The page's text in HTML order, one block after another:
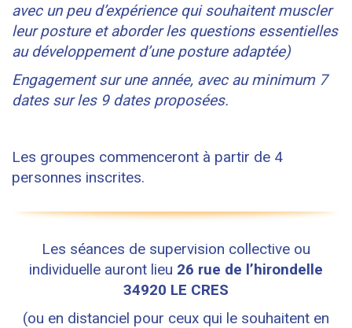
avec un peu d’expérience qui souhaitent muscler
leur posture et aborder les questions essentielles
au développement d’une posture adaptée)
Engagement sur une année, avec au minimum 7
dates sur les 9 dates proposées.
Les groupes commenceront à partir de 4
personnes inscrites.
Les séances de supervision collective ou
individuelle auront lieu 26 rue de l’hirondelle
34920 LE CRES
(ou en distanciel pour ceux qui le souhaitent en